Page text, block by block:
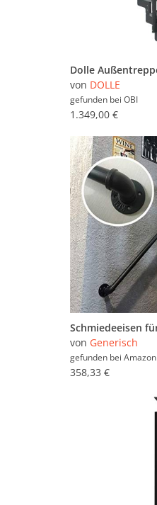
von DOLLE
gefunden bei OBI
1.349,00 €
von Generisch
gefunden bei Amazon
358,33 €